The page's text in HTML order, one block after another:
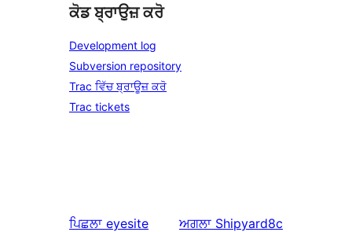
ਕੋਡ ਬ੍ਰਾਉਜ਼ ਕਰੋ
Development log
Subversion repository
Trac ਵਿੱਚ ਬ੍ਰਾਊਜ਼ ਕਰੋ
Trac tickets
ਪਿਛਲਾ eyesite ਅਗਲਾ Shipyard8c